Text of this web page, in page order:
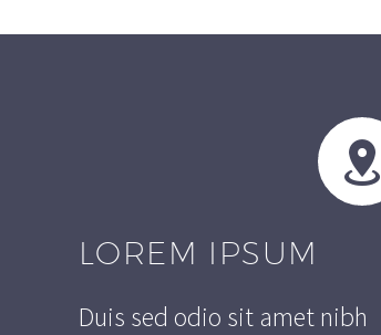


LOREM IPSUM
Duis sed odio sit amet nibh